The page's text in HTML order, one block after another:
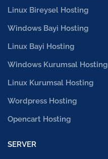
Linux Bireysel Hosting
Windows Bayi Hosting
Linux Bayi Hosting
Windows Kurumsal Hosting
Linux Kurumsal Hosting
Wordpress Hosting
Opencart Hosting
SERVER